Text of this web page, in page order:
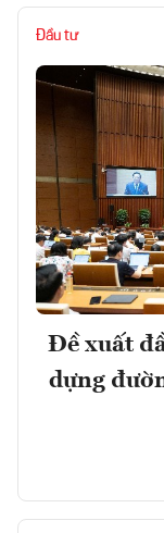
Đầu tư
Đề xuất
dựng